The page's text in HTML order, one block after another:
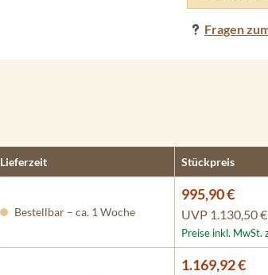
Fragen
Lieferzeit Stückpreis
Bestellbar – ca. 1 Woche
995,90 €
UVP 1.130,50 €
Preise inkl. MwSt.
1.169,92 €